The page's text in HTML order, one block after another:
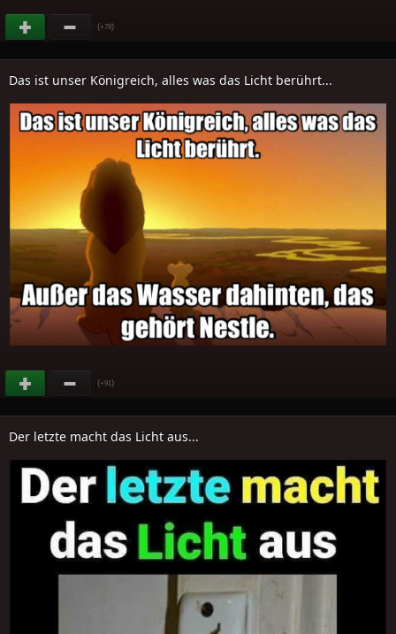
(+78)
Das ist unser Königreich, alles was das Licht berührt...
(+91)
Der letzte macht das Licht aus...